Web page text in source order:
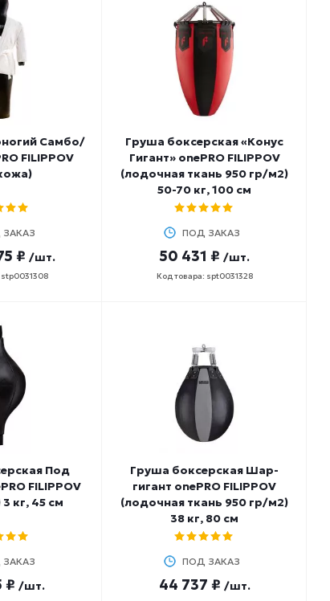
Самбо/
FILIPPOV
₽ /шт.
Груша боксерская «Конус
Гигант» onePRO FILIPPOV
(лодочная ткань 950 гр/м2)
50-70 кг, 100 см
ПОД ЗАКАЗ
50 431 ₽ /шт.
Код товара: spt0031328
Под
FILIPPOV
кг, 45 см
₽ /шт.
Груша боксерская Шар-
гигант onePRO FILIPPOV
(лодочная ткань 950 гр/м2)
38 кг, 80 см
ПОД ЗАКАЗ
44 737 ₽ /шт.